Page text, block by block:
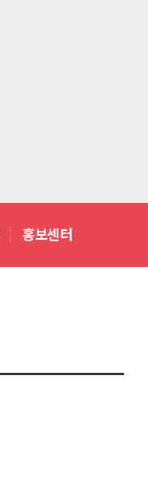
홍보센터